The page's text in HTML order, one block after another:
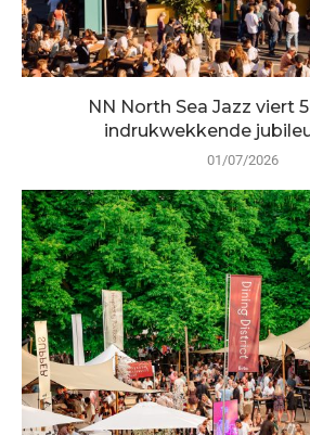
NN North Sea Jazz viert
indrukwekkende
01/07/2026